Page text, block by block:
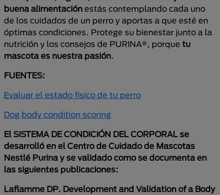
buena alimentación estás contemplando cada uno
de los cuidados de un perro y aportas a que esté en
óptimas condiciones. Protege su bienestar junto a la
nutrición y los consejos de PURINA®, porque tu
mascota es nuestra pasión
FUENTES:
Evaluar el estado físico de tu perro
Dog body condition scoring
El SISTEMA DE CONDICIÓN DEL CORPORAL se
desarrolló en el Centro de Cuidado de Mascotas
Nestlé Purina y se validado como se documenta en
las siguientes publicaciones:
Laflamme DP. Development and Validation of a Body